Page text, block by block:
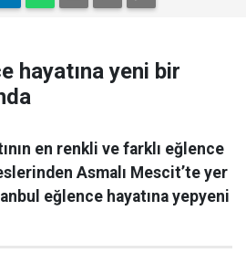
hayatına yeni bir
en renkli ve farklı eğlence
Asmalı Mescit’te yer
eğlence hayatına yepyeni